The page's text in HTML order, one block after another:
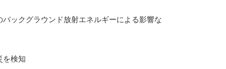
ックグラウンド放射エネルギーによる影響な
を検知